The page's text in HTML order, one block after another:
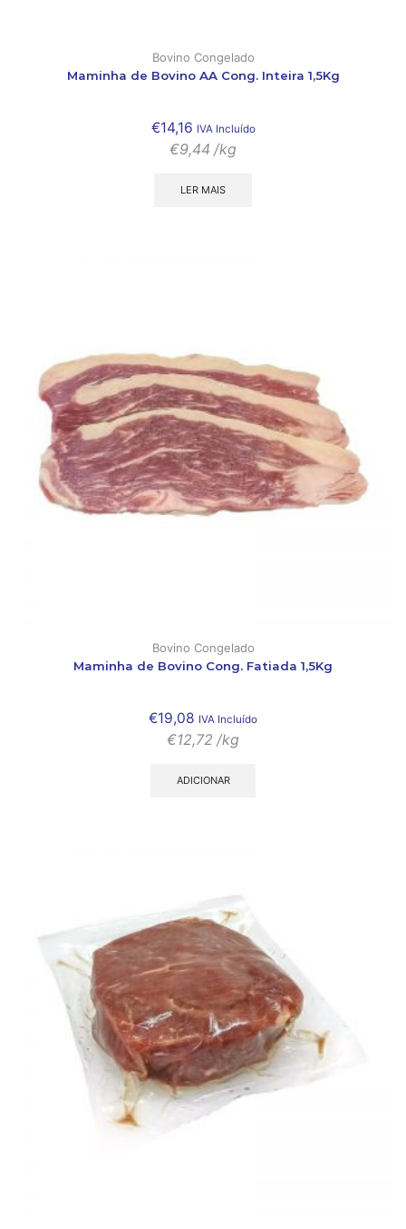
Bovino Congelado
Maminha de Bovino AA Cong. Inteira 1,5Kg
€14,16 IVA Incluído
€9,44 /kg
LER MAIS
Bovino Congelado
Maminha de Bovino Cong. Fatiada 1,5Kg
€19,08 IVA Incluído
€12,72 /kg
ADICIONAR